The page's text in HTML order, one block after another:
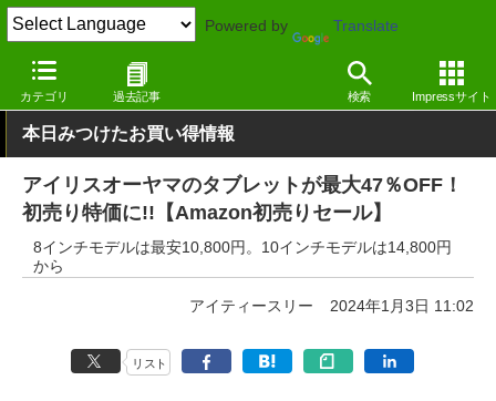
Powered by Translate
カテゴリ 過去記事 検索 Impressサイト
窓の杜 システム・ファイル その他
本日みつけたお買い得情報
アイリスオーヤマのタブレットが最大47％OFF！
初売り特価に!!【Amazon初売りセール】
8インチモデルは最安10,800円。10インチモデルは14,800円
から
アイティースリー 2024年1月3日 11:02
リスト